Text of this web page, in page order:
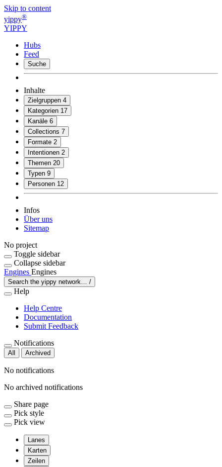
Skip to content
yippy®
YIPPY
Hubs
Feed
Suche
Inhalte
Zielgruppen 4
Kategorien 17
Kanäle 6
Collections 7
Formate 2
Intentionen 2
Themen 20
Typen 9
Personen 12
Infos
Über uns
Sitemap
No project
Toggle sidebar
Collapse sidebar
Engines Engines
Search the yippy network… /
Help
Help Centre
Documentation
Submit Feedback
Notifications
All Archived
No notifications
No archived notifications
Share page
Pick style
Pick view
Lanes
Karten
Zeilen